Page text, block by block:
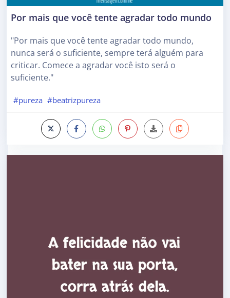
Por mais que você tente agradar todo mundo
"Por mais que você tente agradar todo mundo,
nunca será o suficiente, sempre terá alguém para
criticar. Comece a agradar você isto será o
suficiente."
#pureza #beatrizpureza